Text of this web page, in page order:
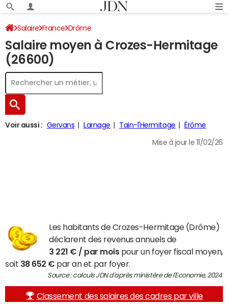
Salaire France Drôme
Salaire moyen à Crozes-Hermitage
(26600)
Voir aussi : Gervans Larnage Tain-l'Hermitage Érôme
Mise à jour le 11/02/26
Les habitants de Crozes-Hermitage (Drôme)
déclarent des revenus annuels de
3 221 € / par moispour un foyer fiscal moyen,
soit 38 652 € par an et par foyer.
Source : calculs JDN d'après ministère de l'Economie, 2024
Classement des salaires des cadres par ville